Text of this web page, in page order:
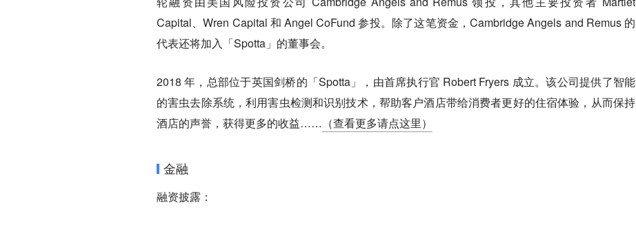
Capital、Wren Capital 和 Angel CoFund 参投。除了这笔资金，Cambridge Angels and Remus 的
代表还将加入「Spotta」的董事会。
2018 年，总部位于英国剑桥的「Spotta」，由首席执行官 Robert Fryers 成立。该公司提供了智能
的害虫去除系统，利用害虫检测和识别技术，帮助客户酒店带给消费者更好的住宿体验，从而保持
酒店的声誉，获得更多的收益…… （查看更多请点这里）
金融
融资披露：